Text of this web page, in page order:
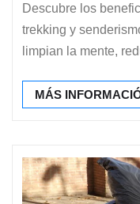
Descubre los
trekking y
limpian la mente,
MÁS